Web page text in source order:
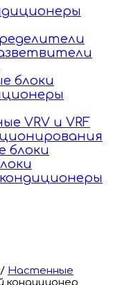
блоки
VRV и VRF
блоки
/ Настенные
кондиционер